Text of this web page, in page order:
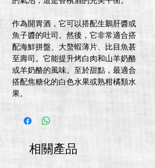
作為開胃酒，它可以搭配生鵝肝醬或
魚子醬的吐司。然後，它非常適合搭
配海鮮拼盤、大螯蝦薄片、比目魚甚
至壽司。它能提升烤白肉和山羊奶酪
或羊奶酪的風味。至於甜點，最適合
搭配焦糖化的白色水果或熟柑橘類水
果。
相關產品